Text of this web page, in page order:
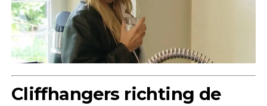
Cliffhangers richting de